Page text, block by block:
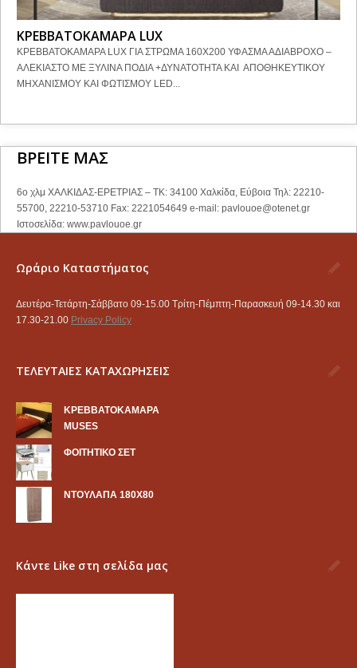
ΚΡΕΒΒΑΤΟΚΑΜΑΡΑ LUX
ΚΡΕΒΒΑΤΟΚΑΜΑΡΑ LUX ΓΙΑ ΣΤΡΩΜΑ 160Χ200 ΥΦΑΣΜΑ ΑΔΙΑΒΡΟΧΟ –
ΑΛΕΚΙΑΣΤΟ ΜΕ ΞΥΛΙΝΑ ΠΟΔΙΑ +ΔΥΝΑΤΟΤΗΤΑ ΚΑΙ ΑΠΟΘΗΚΕΥΤΙΚΟΥ
ΜΗΧΑΝΙΣΜΟΥ ΚΑΙ ΦΩΤΙΣΜΟΥ LED...
ΒΡΕΙΤΕ ΜΑΣ
6ο χλμ ΧΑΛΚΙΔΑΣ-ΕΡΕΤΡΙΑΣ – ΤΚ: 34100 Χαλκίδα, Εύβοια Τηλ: 22210-
55700, 22210-53710 Fax: 2221054649 e-mail: pavlouoe@otenet.gr
Ιστοσελίδα: www.pavlouoe.gr
Ωράριο Καταστήματος
Δευτέρα-Τετάρτη-Σάββατο 09-15.00 Τρίτη-Πέμπτη-Παρασκευή 09-14.30 και
17.30-21.00 Privacy Policy
ΤΕΛΕΥΤΑΙΕΣ ΚΑΤΑΧΩΡΗΣΕΙΣ
KΡΕΒΒΑΤΟΚΑΜΑΡΑ
MUSES
ΦΟΙΤΗΤΙΚΟ ΣΕΤ
ΝΤΟΥΛΑΠΑ 180Χ80
Κάντε Like στη σελίδα μας